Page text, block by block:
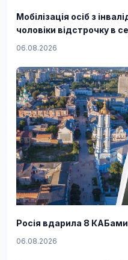
Мобілізація осіб з
чоловіки відстрочку в
06.08.2026
Росія вдарила 8
06.08.2026